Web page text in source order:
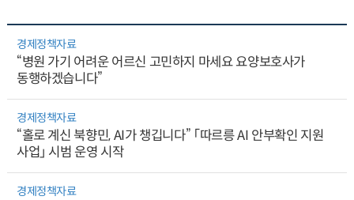
경제정책자료
“병원 가기 어려운 어르신 고민하지 마세요 요양보호사가
동행하겠습니다”
경제정책자료
“홀로 계신 북향민, AI가 챙깁니다” 「따르릉 AI 안부확인 지원
사업」 시범 운영 시작
경제정책자료